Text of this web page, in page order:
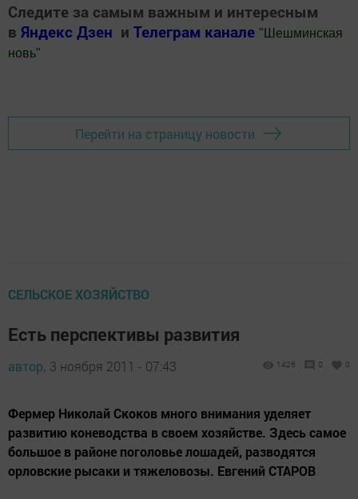
Следите за самым важным и интересным
в Яндекс Дзен и Телеграм канале " Шешминская
новь"
Перейти на страницу новости
СЕЛЬСКОЕ ХОЗЯЙСТВО
Есть перспективы развития
автор, 3 ноября 2011 - 07:43 1426 0 0
Фермер Николай Скоков много внимания уделяет
развитию коневодства в своем хозяйстве. Здесь самое
большое в районе поголовье лошадей, разводятся
орловские рысаки и тяжеловозы. Евгений СТАРОВ